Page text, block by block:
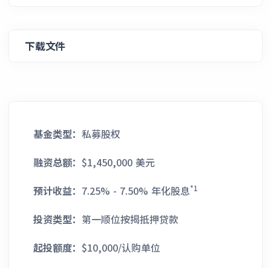
下载文件
基金类型： 私募股权
融资总额： $1,450,000 美元
预计收益： 7.25% - 7.50% 年化股息*1
投资类型： 第一顺位按揭抵押贷款
起投额度： $10,000/认购单位